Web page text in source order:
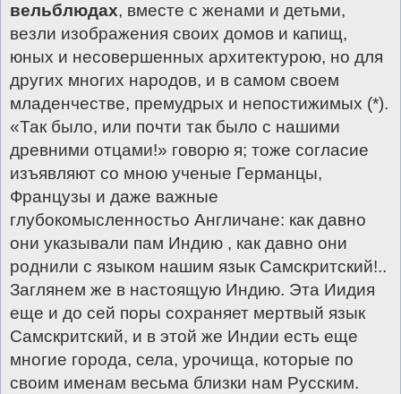
вельблюдах, вместе с женами и детьми,
везли изображения своих домов и капищ,
юных и несовершенных архитектурою, но для
других многих народов, и в самом своем
младенчестве, премудрых и непостижимых (*).
«Так было, или почти так было с нашими
древними отцами!» говорю я; тоже согласие
изъявляют со мною ученые Германцы,
Французы и даже важные
глубокомысленностьо Англичане: как давно
они указывали пам Индию , как давно они
роднили с языком нашим язык Самскритский!..
Заглянем же в настоящую Индию. Эта Иидия
еще и до сей поры сохраняет мертвый язык
Самскритский, и в этой же Индии есть еще
многие города, села, урочища, которые по
своим именам весьма близки нам Русским.